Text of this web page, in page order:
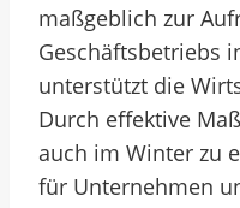
maßgeblich zur
Geschäftsbetriebs
unterstützt die
Durch effektive
auch im Winter zu
für Unternehmen